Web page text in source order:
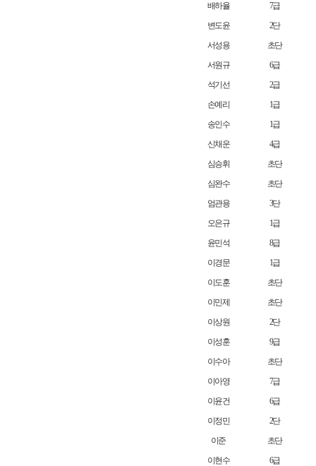
배하율
7급
변도윤
2단
서성용
초단
서원규
6급
석기선
2급
손예리
1급
송인수
1급
신채운
4급
심승휘
초단
심완수
초단
엄관용
3단
오은규
1급
윤민석
8급
이경문
1급
이도훈
초단
이민제
초단
이상원
2단
이성훈
9급
이수아
초단
이아영
7급
이윤건
6급
이정민
2단
이준
초단
이현수
6급